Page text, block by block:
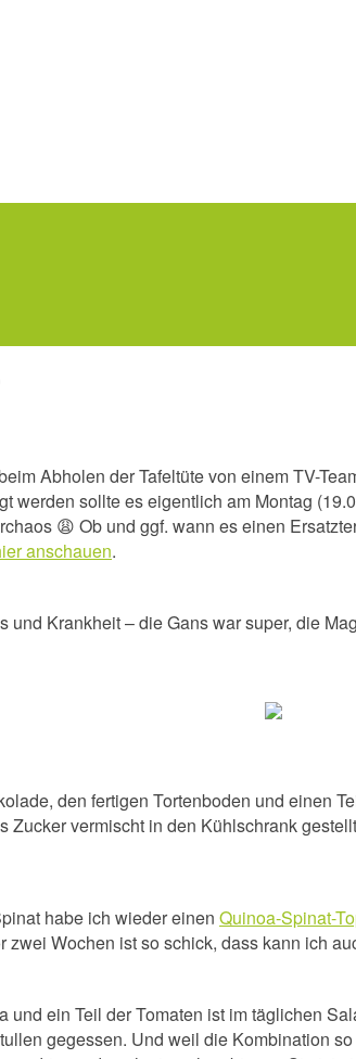
Abholen der Tafeltüte von einem TV-
werden sollte es eigentlich am Montag
😩 Ob und ggf. wann es einen
anschauen.
Krankheit – die Gans war super, die
den fertigen Tortenboden und einen
Zucker vermischt in den Kühlschrank
habe ich wieder einen Quinoa-Spinat-
zwei Wochen ist so schick, dass kann ich
und ein Teil der Tomaten ist im täglichen
gegessen. Und weil die Kombination